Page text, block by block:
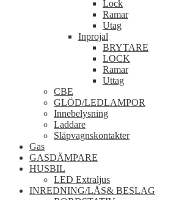
Lock
Ramar
Utag
Inprojal
BRYTARE
LOCK
Ramar
Uttag
CBE
GLÖD/LEDLAMPOR
Innebelysning
Laddare
Släpvagnskontakter
Gas
GASDÄMPARE
HUSBIL
LED Extraljus
INREDNING/LÅS& BESLAG